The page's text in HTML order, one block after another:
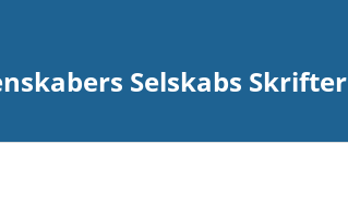
Selskabs Skrifter